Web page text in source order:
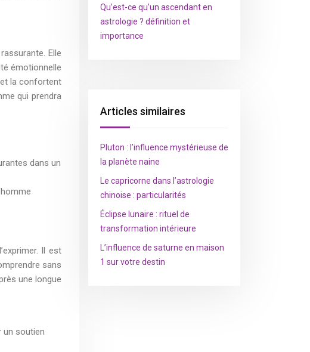
Elle
émotionnelle
la confortent
qui prendra
dans un
Il est
sans
une longue
un soutien
Qu’est-ce qu’un ascendant en
astrologie ? définition et
importance
Articles similaires
Pluton : l’influence mystérieuse de
la planète naine
Le capricorne dans l’astrologie
chinoise : particularités
Éclipse lunaire : rituel de
transformation intérieure
L’influence de saturne en maison
1 sur votre destin